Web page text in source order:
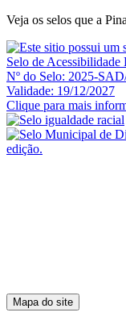
Veja os selos que a
Selo de Acessibilidade
Nº do Selo: 2025-
Validade: 19/12/2027
Clique para mais
Mapa do site